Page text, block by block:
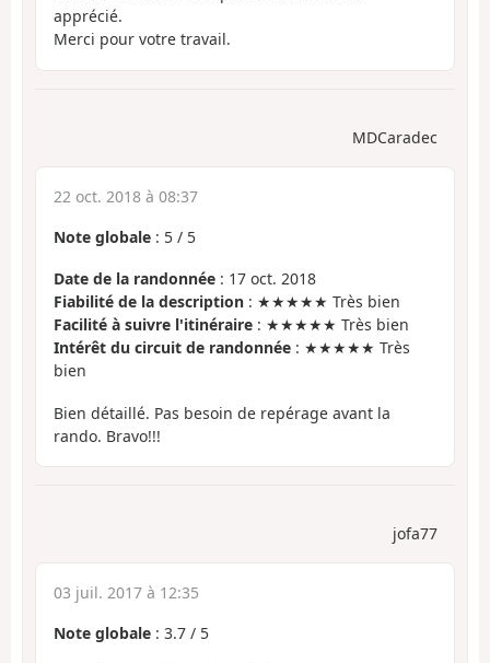
apprécié.
Merci pour votre travail.
MDCaradec
22 oct. 2018 à 08:37
Note globale : 5 / 5
Date de la randonnée : 17 oct. 2018
Fiabilité de la description : ★★★★★ Très bien
Facilité à suivre l'itinéraire : ★★★★★ Très bien
Intérêt du circuit de randonnée : ★★★★★ Très
bien
Bien détaillé. Pas besoin de repérage avant la
rando. Bravo!!!
jofa77
03 juil. 2017 à 12:35
Note globale : 3.7 / 5